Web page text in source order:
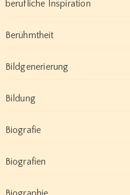
berufliche Inspiration
Berühmtheit
Bildgenerierung
Bildung
Biografie
Biografien